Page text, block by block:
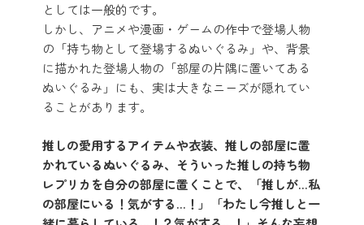
としては一般的です。
しかし、アニメや漫画・ゲームの作中で登場人物
の「持ち物として登場するぬいぐるみ」や、背景
に描かれた登場人物の「部屋の片隅に置いてある
ぬいぐるみ」にも、実は大きなニーズが隠れてい
ることがあります。
推しの愛用するアイテムや衣装、推しの部屋に置
かれているぬいぐるみ、そういった推しの持ち物
レプリカを自分の部屋に置くことで、「推しが…私
の部屋にいる！気がする…！」「わたし今推しと一